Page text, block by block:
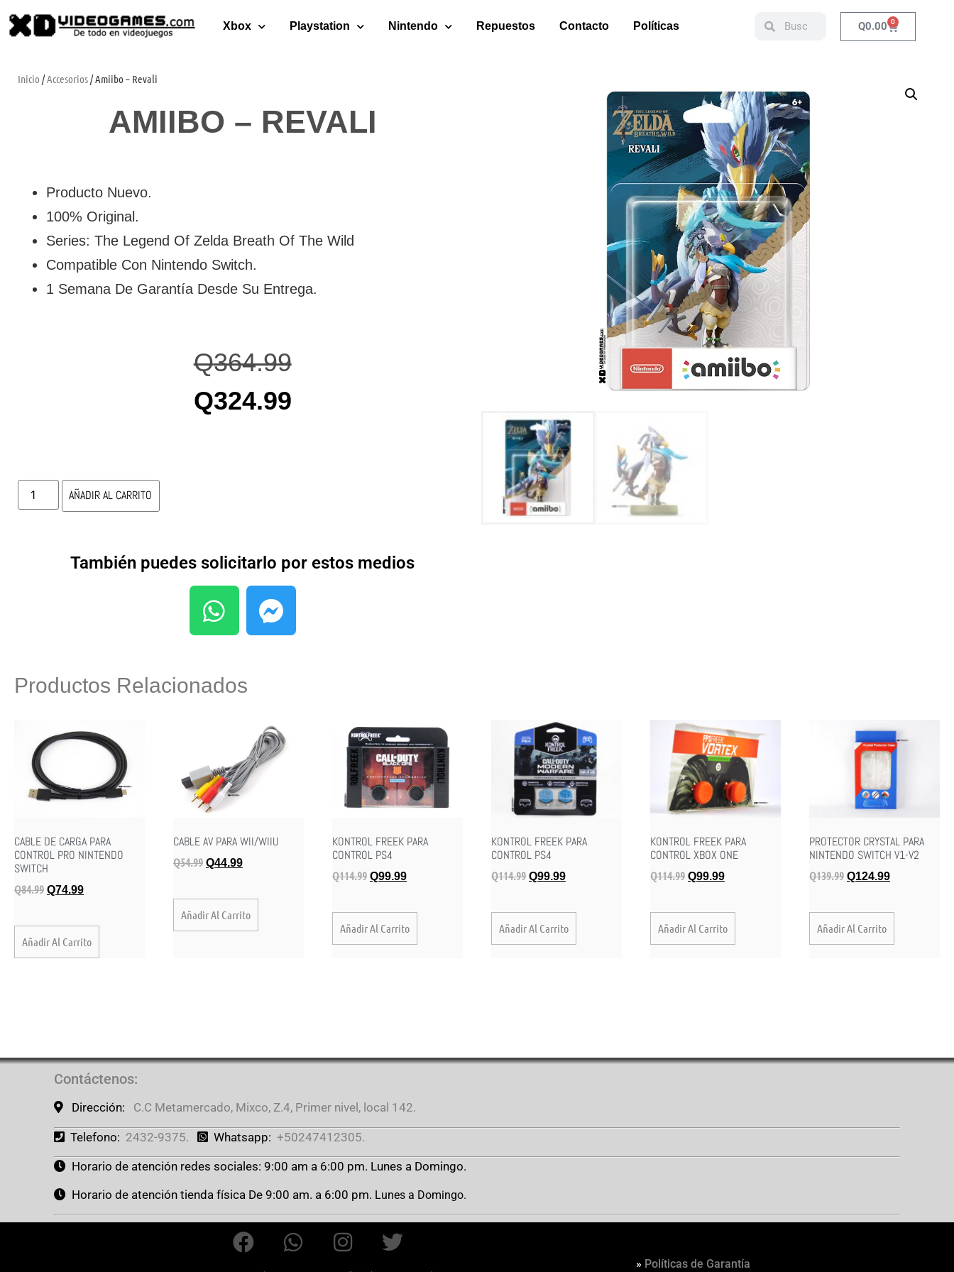
Xbox Playstation Nintendo Repuestos Contacto Políticas Q0.00 0
Inicio /Accesorios/ Amiibo – Revali
AMIIBO – REVALI
Producto Nuevo.
100% Original.
Series: The Legend Of Zelda Breath Of The Wild
Compatible Con Nintendo Switch.
1 Semana De Garantía Desde Su Entrega.
Q364.99
Q324.99
AÑADIR AL CARRITO
También puedes solicitarlo por estos medios
Productos Relacionados
CABLE DE CARGA PARA
CONTROL PRO NINTENDO
SWITCH
Q84.99 Q74.99
Añadir Al Carrito
CABLE AV PARA WII/WIIU
Q54.99 Q44.99
Añadir Al Carrito
KONTROL FREEK PARA
CONTROL PS4
Q114.99 Q99.99
Añadir Al Carrito
KONTROL FREEK PARA
CONTROL PS4
Q114.99 Q99.99
Añadir Al Carrito
KONTROL FREEK PARA
CONTROL XBOX ONE
Q114.99 Q99.99
Añadir Al Carrito
PROTECTOR CRYSTAL PARA
NINTENDO SWITCH V1-V2
Q139.99 Q124.99
Añadir Al Carrito
Contáctenos:
Dirección: C.C Metamercado, Mixco, Z.4, Primer nivel, local 142.
Telefono: 2432-9375. Whatsapp: +50247412305.
Horario de atención redes sociales: 9:00 am a 6:00 pm. Lunes a Domingo.
Horario de atención tienda física De 9:00 am. a 6:00 pm. Lunes a Domingo.
» Políticas de Garantía